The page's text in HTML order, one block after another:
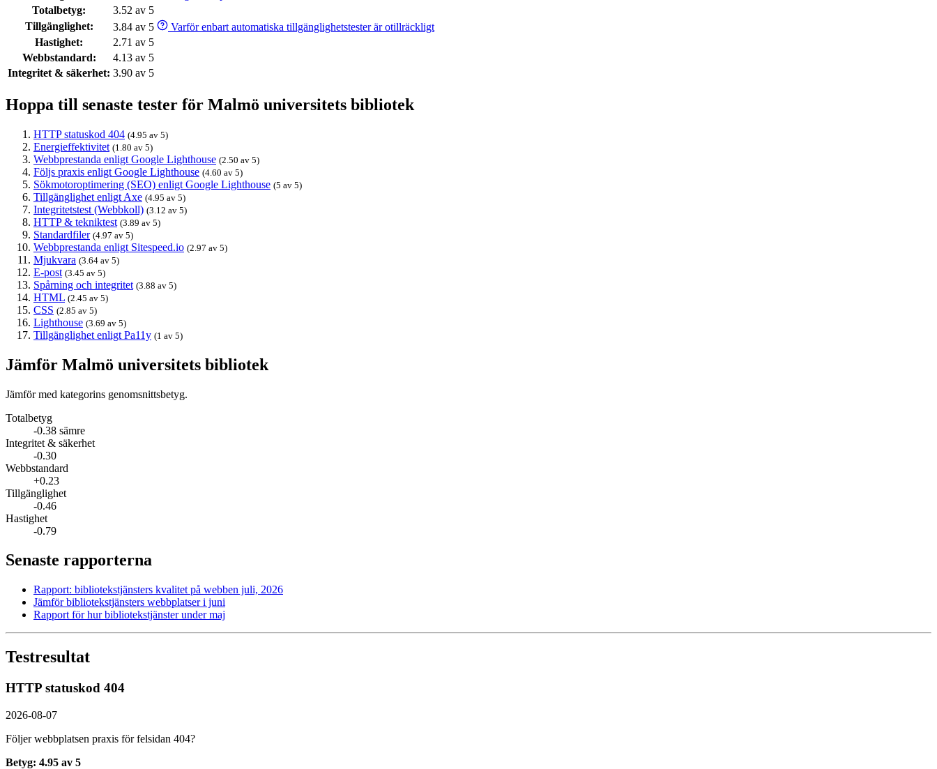
Totalbetyg:
3.52 av 5
Tillgänglighet:
3.84 av 5
Varför enbart automatiska tillgänglighetstester är otillräckligt
Hastighet:
2.71 av 5
Webbstandard:
4.13 av 5
Integritet & säkerhet: 3.90 av 5
Hoppa till senaste tester för Malmö universitets bibliotek
HTTP statuskod 404 (4.95 av 5)
Energieffektivitet (1.80 av 5)
Webbprestanda enligt Google Lighthouse (2.50 av 5)
Följs praxis enligt Google Lighthouse (4.60 av 5)
Sökmotoroptimering (SEO) enligt Google Lighthouse (5 av 5)
Tillgänglighet enligt Axe (4.95 av 5)
Integritetstest (Webbkoll) (3.12 av 5)
HTTP & tekniktest (3.89 av 5)
Standardfiler (4.97 av 5)
Webbprestanda enligt Sitespeed.io (2.97 av 5)
Mjukvara (3.64 av 5)
E-post (3.45 av 5)
Spårning och integritet (3.88 av 5)
HTML (2.45 av 5)
CSS (2.85 av 5)
Lighthouse (3.69 av 5)
Tillgänglighet enligt Pa11y (1 av 5)
Jämför Malmö universitets bibliotek
Jämför med kategorins genomsnittsbetyg.
Totalbetyg
-0.38 sämre
Integritet & säkerhet
-0.30
Webbstandard
+0.23
Tillgänglighet
-0.46
Hastighet
-0.79
Senaste rapporterna
Rapport: biblioteks­tjänsters kvalitet på webben juli, 2026
Jämför biblioteks­tjänsters webbplatser i juni
Rapport för hur biblioteks­tjänster under maj
Testresultat
HTTP statuskod 404
2026-08-07
Följer webbplatsen praxis för felsidan 404?
Betyg: 4.95 av 5